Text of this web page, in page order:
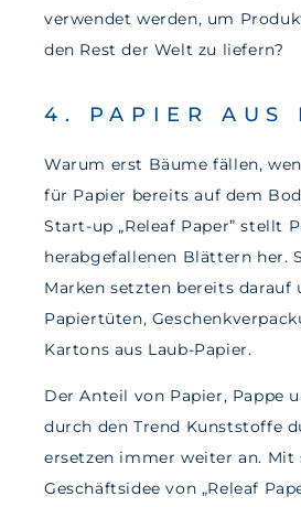
verwendet werden, um
den Rest der Welt zu liefern?
4. PAPIER AUS
Warum erst Bäume fällen,
für Papier bereits auf dem
Start-up „Releaf Paper” stellt
herabgefallenen Blättern her.
Marken setzten bereits darauf
Papiertüten,
Kartons aus Laub-Papier.
Der Anteil von Papier, Pappe
durch den Trend Kunststoffe
ersetzen immer weiter an. Mit
Geschäftsidee von „Releaf